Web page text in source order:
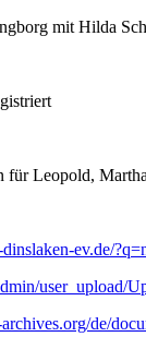
mit Hilda
für Leopold,
ev.de/
user_upload/
de/